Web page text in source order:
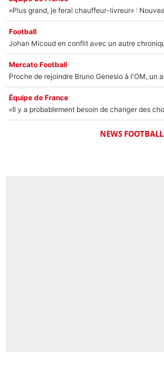
Football
Mercato Football
Équipe de France
NEWS FOOTBALL